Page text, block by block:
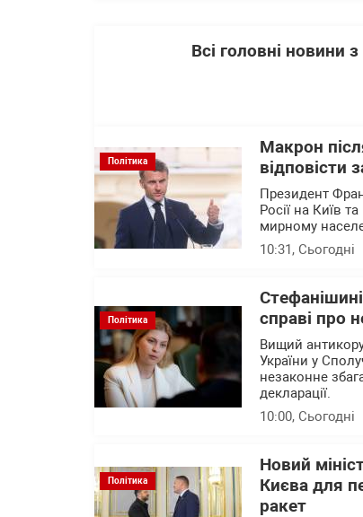
Всі головні
Політика
Макрон
відповісти
Президент
Росії на Київ
мирному
10:31, Сьогодні
Політика
справі про
Вищий
України у
незаконне
декларації.
10:00, Сьогодні
Політика
Новий
Києва для
ракет